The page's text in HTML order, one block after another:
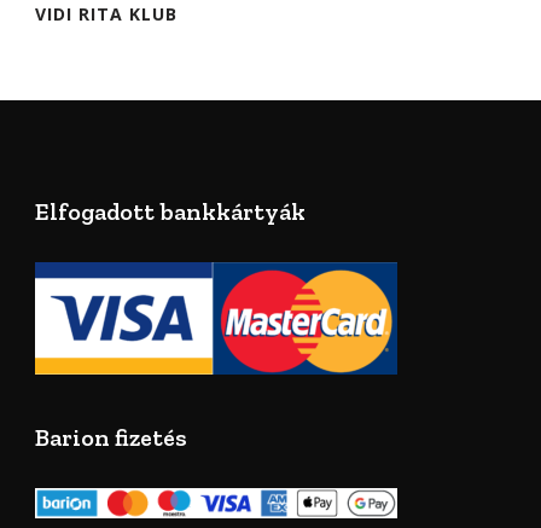
VIDI RITA KLUB
Elfogadott bankkártyák
Barion fizetés